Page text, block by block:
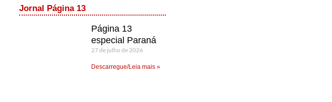
Jornal Página 13
Página 13
especial Paraná
27 de julho de 2026
Descarregue/Leia mais »